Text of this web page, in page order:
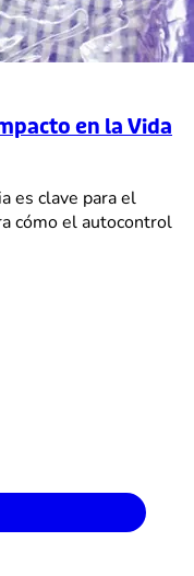
en la Vida
es clave para el
cómo el autocontrol